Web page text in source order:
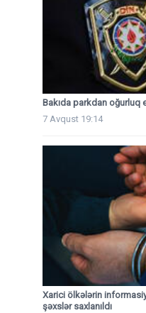
Bakıda parkdan oğurluq
7 Avqust 19:14
Xarici ölkələrin
şəxslər saxlanıldı